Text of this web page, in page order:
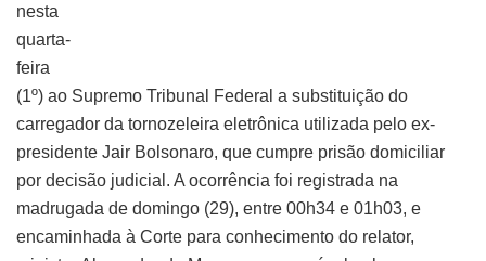
nesta
quarta-
feira
(1º) ao Supremo Tribunal Federal a substituição do
carregador da tornozeleira eletrônica utilizada pelo ex-
presidente Jair Bolsonaro, que cumpre prisão domiciliar
por decisão judicial. A ocorrência foi registrada na
madrugada de domingo (29), entre 00h34 e 01h03, e
encaminhada à Corte para conhecimento do relator,